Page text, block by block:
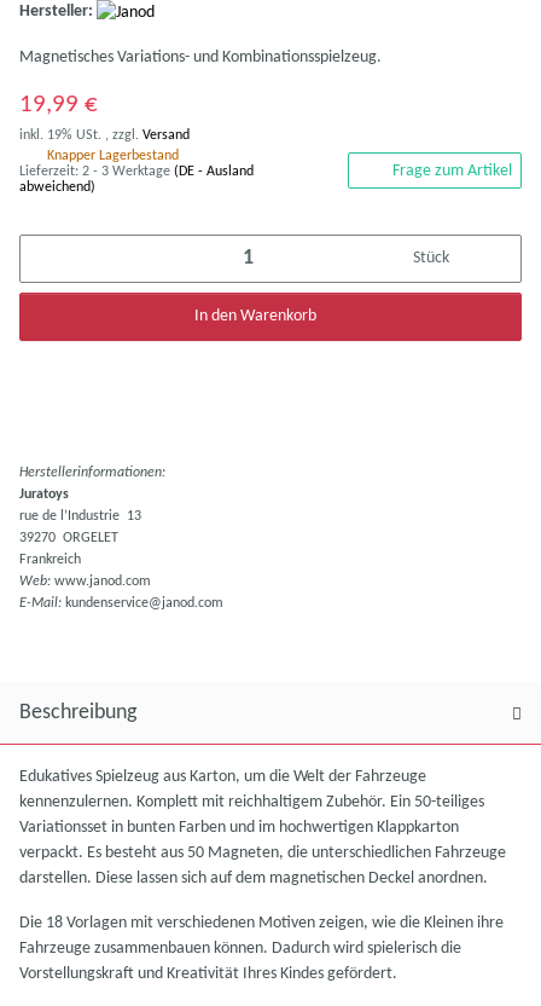
Hersteller:
Magnetisches Variations- und Kombinationsspielzeug.
19,99 €
inkl. 19% USt. , zzgl. Versand
Knapper Lagerbestand
Lieferzeit: 2 - 3 Werktage (DE - Ausland
abweichend)
Frage zum Artikel
Stück
In den Warenkorb
Herstellerinformationen:
Juratoys
rue de l’Industrie 13
39270 ORGELET
Frankreich
Web: www.janod.com
E-Mail: kundenservice@janod.com
Beschreibung
Edukatives Spielzeug aus Karton, um die Welt der Fahrzeuge
kennenzulernen. Komplett mit reichhaltigem Zubehör. Ein 50-teiliges
Variationsset in bunten Farben und im hochwertigen Klappkarton
verpackt. Es besteht aus 50 Magneten, die unterschiedlichen Fahrzeuge
darstellen. Diese lassen sich auf dem magnetischen Deckel anordnen.
Die 18 Vorlagen mit verschiedenen Motiven zeigen, wie die Kleinen ihre
Fahrzeuge zusammenbauen können. Dadurch wird spielerisch die
Vorstellungskraft und Kreativität Ihres Kindes gefördert.